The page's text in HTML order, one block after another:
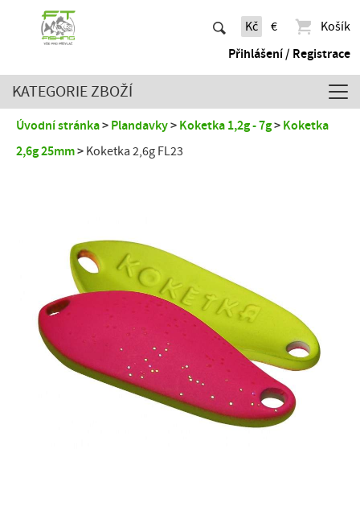
Kč €
Košík
Přihlášení / Registrace
KATEGORIE ZBOŽÍ
Úvodní stránka Plandavky Koketka 1,2g - 7g
Koketka
2,6g 25mm
Koketka 2,6g FL23